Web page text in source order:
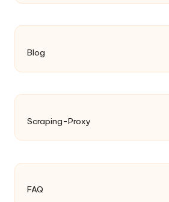
Blog
Scraping-Proxy
FAQ